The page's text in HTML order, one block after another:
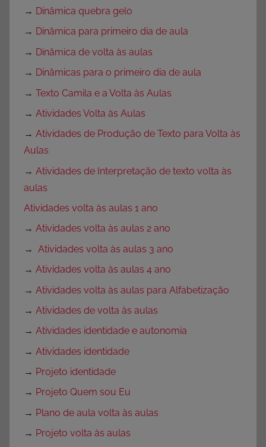
→ Dinâmica quebra gelo
→ Dinâmica para primeiro dia de aula
→ Dinâmica de volta às aulas
→ Dinâmicas para o primeiro dia de aula
→ Texto Camila e a Volta às Aulas
→ Atividades Volta às Aulas
→ Atividades de Produção de Texto para Volta às
Aulas
→ Atividades de Interpretação de texto volta às
aulas
Atividades volta às aulas 1 ano
→ Atividades volta às aulas 2 ano
→ Atividades volta às aulas 3 ano
→ Atividades volta às aulas 4 ano
→ Atividades volta às aulas para Alfabetização
→ Atividades de volta às aulas
→ Atividades identidade e autonomia
→ Atividades identidade
→ Projeto identidade
→ Projeto Quem sou Eu
→ Plano de aula volta às aulas
→ Projeto volta às aulas